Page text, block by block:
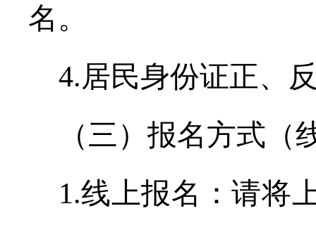
名。
4.居民身份证正、
（三）报名方式（
1.线上报名：请将